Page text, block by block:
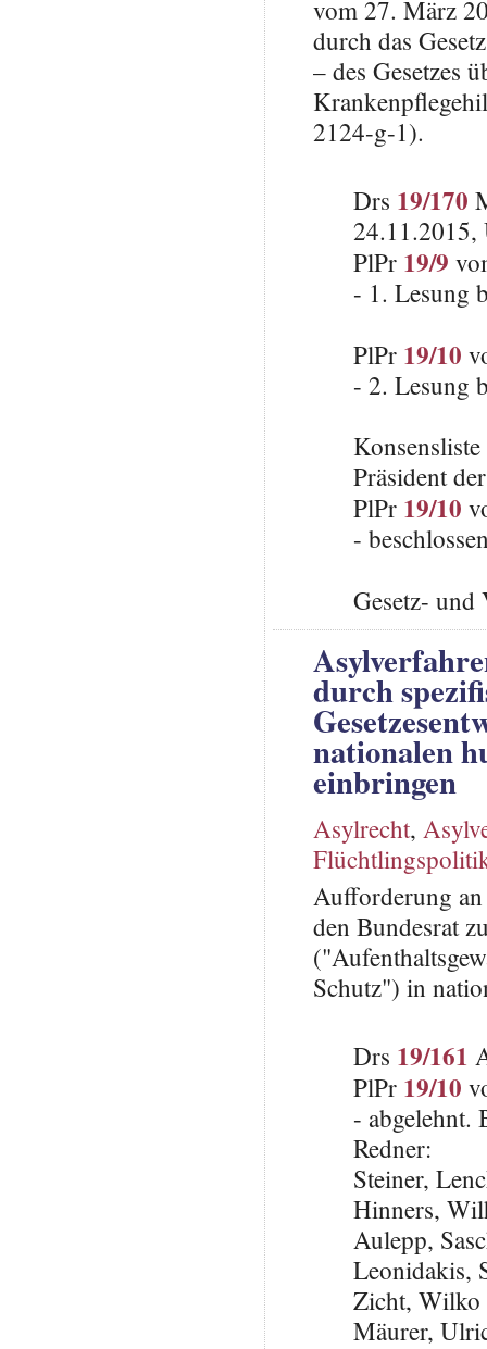
vom 27. März
durch das
– des Gesetzes
2124-g-1).
Drs 19/170
24.11.2015,
PlPr 19/9
- 1. Lesung
PlPr 19/10
- 2. Lesung
Präsident
PlPr 19/10
-
Gesetz-
durch
nationalen
einbringen
Asylrecht,
Aufforderung an
den Bundesrat
Schutz") in
Drs 19/161
PlPr 19/10
- abgelehnt.
Redner:
Steiner,
Hinners,
Aulepp,
Leonidakis,
Zicht, Wilko
Mäurer,